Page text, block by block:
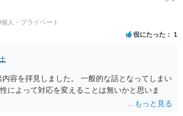
個人・プライベート
役にたった 1
容を拝見しました。 一般的な話となってしまい
によって対応を変えることは無いかと思いま